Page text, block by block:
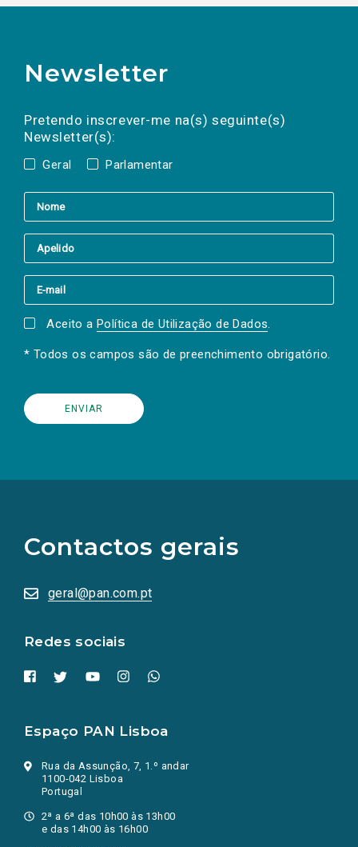
Newsletter
Pretendo inscrever-me na(s) seguinte(s)
Newsletter(s):
Geral Parlamentar
a(s) newsletter(s).
mail
Aceito a Política de Utilização de Dados.
* Todos os campos são de preenchimento obrigatório.
Contactos gerais
geral@pan.com.pt
Redes sociais
redes
sociais
numa
nova
Espaço PAN Lisboa
Rua da Assunção, 7, 1.º andar
1100-042 Lisboa
Portugal
2ª a 6ª das 10h00 às 13h00
e das 14h00 às 16h00